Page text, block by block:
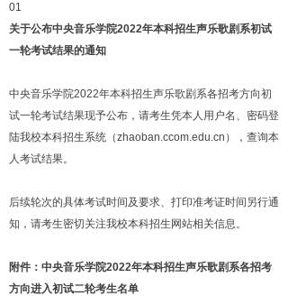
新闻资讯
01
关于公布中央音乐学院2022年本科招生声乐歌剧系初试
一轮考试结果的通知
中央音乐学院2022年本科招生声乐歌剧系各招考方向初
试一轮考试结果现予公布，请考生凭本人用户名、密码登
陆我校本科招生系统（zhaoban.ccom.edu.cn），查询本
人考试结果。
后续轮次的具体考试时间及要求、打印准考证时间另行通
知，请考生密切关注我校本科招生网站相关信息。
附件：中央音乐学院2022年本科招生声乐歌剧系各招考
方向进入初试二轮考生名单